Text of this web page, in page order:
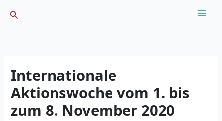
Search
Internationale
Aktionswoche vom 1. bis
zum 8. November 2020